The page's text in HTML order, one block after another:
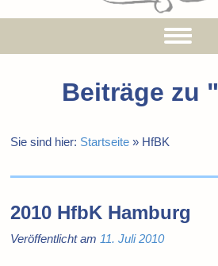
Beiträge zu "
Sie sind hier: Startseite » HfBK
2010 HfbK Hamburg
Veröffentlicht am 11. Juli 2010